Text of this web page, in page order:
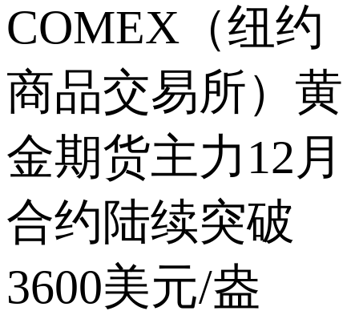
COMEX（纽约
商品交易所）黄
金期货主力12月
合约陆续突破
3600美元/盎